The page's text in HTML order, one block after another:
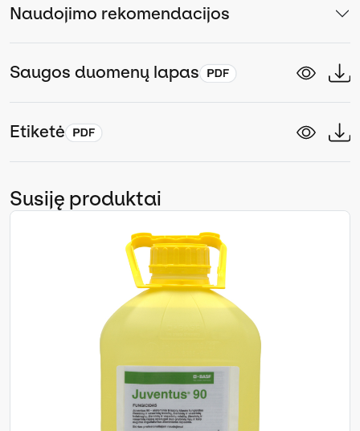
Naudojimo rekomendacijos
Saugos duomenų lapas
Etiketė
Susiję produktai